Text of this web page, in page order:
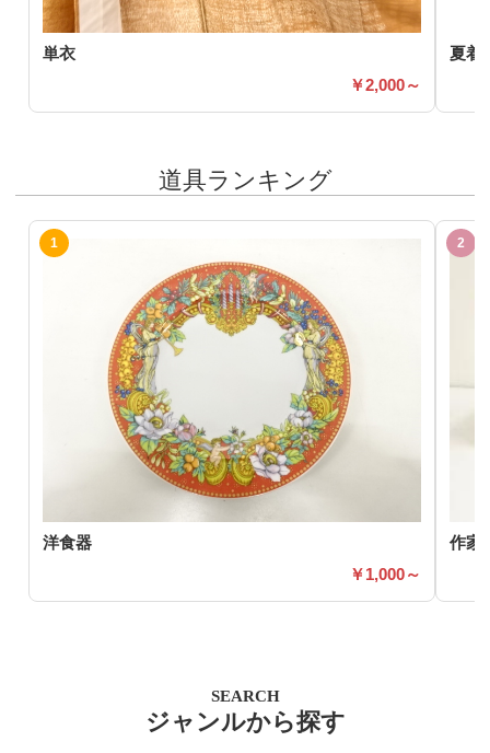
単衣
2,000～
夏着
道具ランキング
洋食器
1,000～
作家
SEARCH
ジャンルから探す